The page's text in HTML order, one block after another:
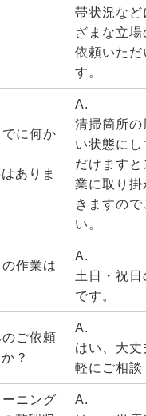
帯状況など
ざまな立
依頼いただ
す。
に何か
ありま
A.
清掃箇所の
い状態にし
だけます
業に取り
きますので
い。
作業は
A.
土日・祝
です。
ご依頼
？
A.
はい、大
軽にご相談
ニング
A.